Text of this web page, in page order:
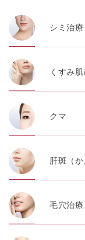
シミ治
くすみ
クマ
肝斑（
毛穴治療